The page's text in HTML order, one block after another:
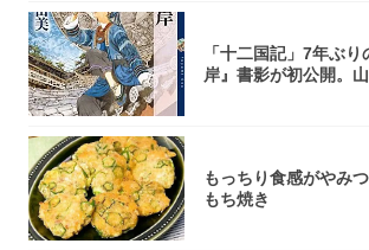
「十二国記」7年ぶ
岸』書影が初公開。
もっちり食感がやみ
もち焼き